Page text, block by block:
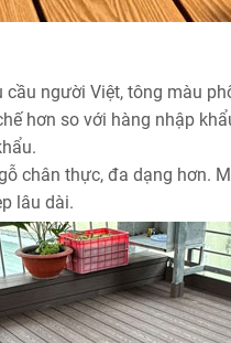
người Việt, tông màu
hơn so với hàng nhập
chân thực, đa dạng hơn.
lâu dài.